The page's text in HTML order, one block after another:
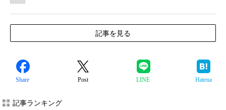
記事を見る
Share Post LINE Hatena
記事ランキング